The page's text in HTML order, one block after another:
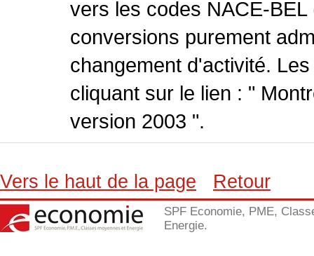
vers les codes NACE-
conversions purement
changement d'activité.
cliquant sur le lien : "
version 2003 ".
Vers le haut de la page Retour
SPF Economie, PME,
Energie.